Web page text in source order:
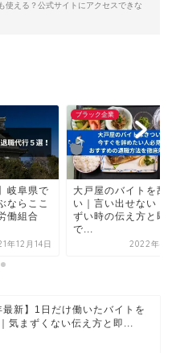
使える？公式サイトにアクセスできな
岐阜県で
ならここ
働組合
年12月14日
ブラック企業
大戸屋のバイトを辞
い｜言い出せない・
ずい時の伝え方と即
で...
2022年4
最新】1日だけ働いたバイトを
気まずくない伝え方と即...